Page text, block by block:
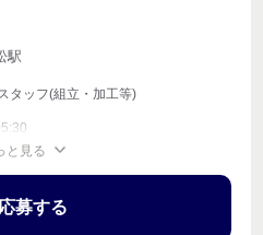
駅
タッフ(組立・加工等)
と見る
応募する